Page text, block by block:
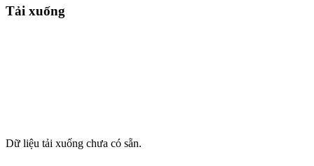
Tải xuống
Dữ liệu tải xuống chưa có sẵn.